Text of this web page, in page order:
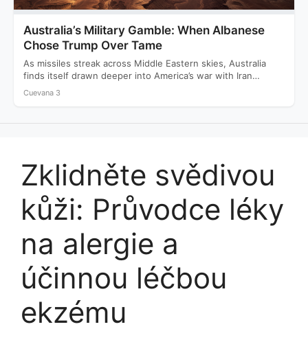
Australia’s Military Gamble: When Albanese
Chose Trump Over Tame
As missiles streak across Middle Eastern skies, Australia
finds itself drawn deeper into America’s war with Iran
while…
Cuevana 3
Zklidněte svědivou
kůži: Průvodce léky
na alergie a
účinnou léčbou
ekzému